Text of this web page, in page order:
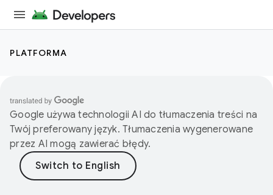
PLATFORMA
Google używa technologii AI do tłumaczenia treści na
Twój preferowany język. Tłumaczenia wygenerowane
przez AI mogą zawierać błędy.